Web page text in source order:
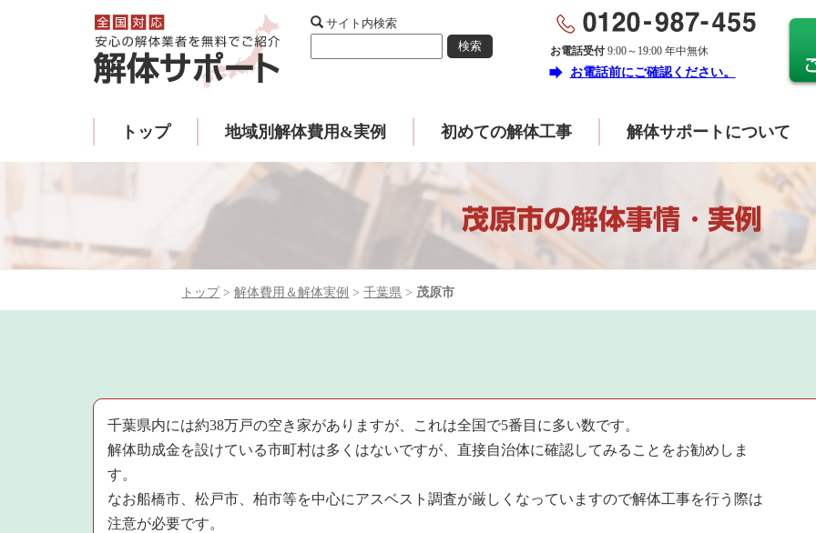
サイト内検索
お電話受付9:00～19:00 年中無休
forward お電話前にご確認ください。
トップ 地域別解体費用&実例 初めての解体工事 解体サポートについて
茂原市の解体事情・実例
トップ >解体費用＆解体実例 >千葉県 > 茂原市
千葉県内には約38万戸の空き家がありますが、これは全国で5番目に多い数です。
解体助成金を設けている市町村は多くはないですが、直接自治体に確認してみることをお勧めしま
す。
なお船橋市、松戸市、柏市等を中心にアスベスト調査が厳しくなっていますので解体工事を行う際は
注意が必要です。